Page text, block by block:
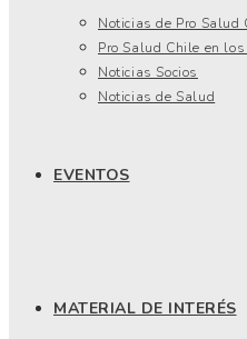
Noticias de Pro Salud
Pro Salud Chile en
Noticias Socios
Noticias de Salud
EVENTOS
MATERIAL DE INTERÉS